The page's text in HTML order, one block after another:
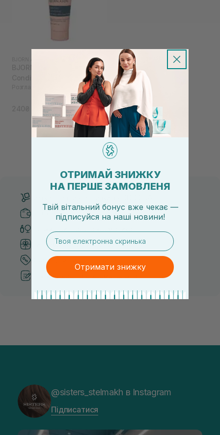
BJORN AXEN ANTI-FRIZZ
BJORN AXEN Anti-Frizz
Розгладжуючий кондиціонер
Безпечні способи оплати
Система бонусів та лояльності
Кращі ціни та топ товари
Рекомендації від косметологів
@sisters_stelmakh в Instagram
Підписатися
ОТРИМАЙ ЗНИЖКУ
НА ПЕРШЕ ЗАМОВЛЕНЯ
Твій вітальний бонус вже чекає —
підписуйся на наші новини!
email
Отримати знижку